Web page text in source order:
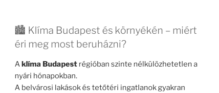
🏙️ Klíma Budapest és környékén – miért
éri meg most beruházni?
Aklíma Budapest régióban szinte nélkülözhetetlen a
nyári hónapokban.
A belvárosi lakások és tetőtéri ingatlanok gyakran